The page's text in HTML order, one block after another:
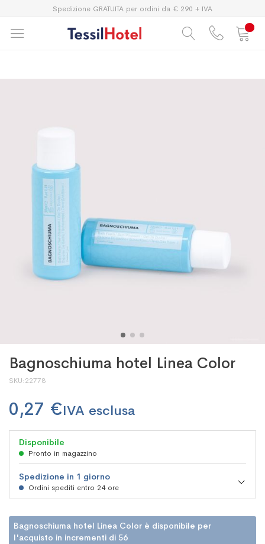
Spedizione GRATUITA per ordini da € 290 + IVA
immagini
Bagnoschiuma hotel Linea Color
SKU 22778
Disponibile
Pronto in magazzino
Spedizione in 1 giorno
Ordini spediti entro 24 ore
0,27 €
Bagnoschiuma hotel Linea Color è disponibile per
l'acquisto in incrementi di 56